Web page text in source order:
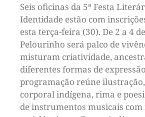
Seis oficinas da 5ª Festa
Identidade estão com
esta terça-feira (30). De 2 a 4
Pelourinho será palco de
misturam criatividade,
diferentes formas de
programação reúne
corporal indígena, rima e
de instrumentos musicais